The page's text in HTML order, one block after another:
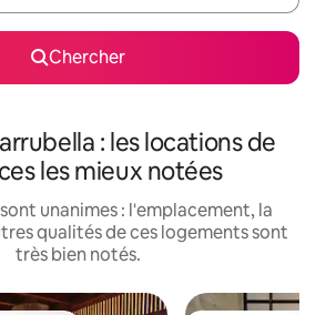
Chercher
: les locations de
les mieux notées
unanimes : l'emplacement, la
qualités de ces logements sont
très bien notés.